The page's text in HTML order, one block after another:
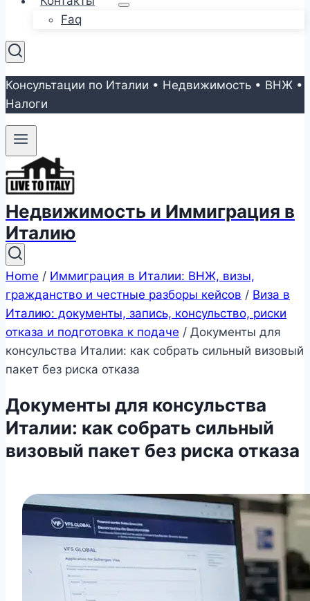
Faq
Консультации по Италии • Недвижимость • ВНЖ •
Налоги
Недвижимость и Иммиграция в
Италию
Home / Иммиграция в Италии: ВНЖ, визы,
гражданство и честные разборы кейсов / Виза в
Италию: документы, запись, консульство, риски
отказа и подготовка к подаче / Документы для
консульства Италии: как собрать сильный визовый
пакет без риска отказа
Документы для консульства
Италии: как собрать сильный
визовый пакет без риска отказа